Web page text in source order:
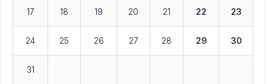
17 18 19 20 21 22 23
24 25 26 27 28 29 30
31